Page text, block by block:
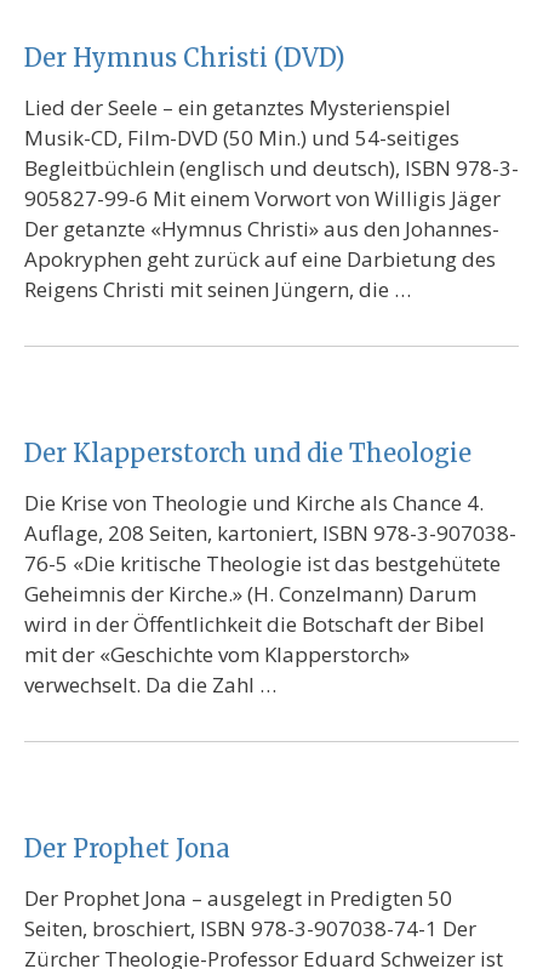
Der Hymnus Christi (DVD)
Lied der Seele – ein getanztes Mysterienspiel
Musik-CD, Film-DVD (50 Min.) und 54-seitiges
Begleitbüchlein (englisch und deutsch), ISBN 978-3-
905827-99-6 Mit einem Vorwort von Willigis Jäger
Der getanzte «Hymnus Christi» aus den Johannes-
Apokryphen geht zurück auf eine Darbietung des
Reigens Christi mit seinen Jüngern, die …
Der Klapperstorch und die Theologie
Die Krise von Theologie und Kirche als Chance 4.
Auflage, 208 Seiten, kartoniert, ISBN 978-3-907038-
76-5 «Die kritische Theologie ist das bestgehütete
Geheimnis der Kirche.» (H. Conzelmann) Darum
wird in der Öffentlichkeit die Botschaft der Bibel
mit der «Geschichte vom Klapperstorch»
verwechselt. Da die Zahl …
Der Prophet Jona
Der Prophet Jona – ausgelegt in Predigten 50
Seiten, broschiert, ISBN 978-3-907038-74-1 Der
Zürcher Theologie-Professor Eduard Schweizer ist